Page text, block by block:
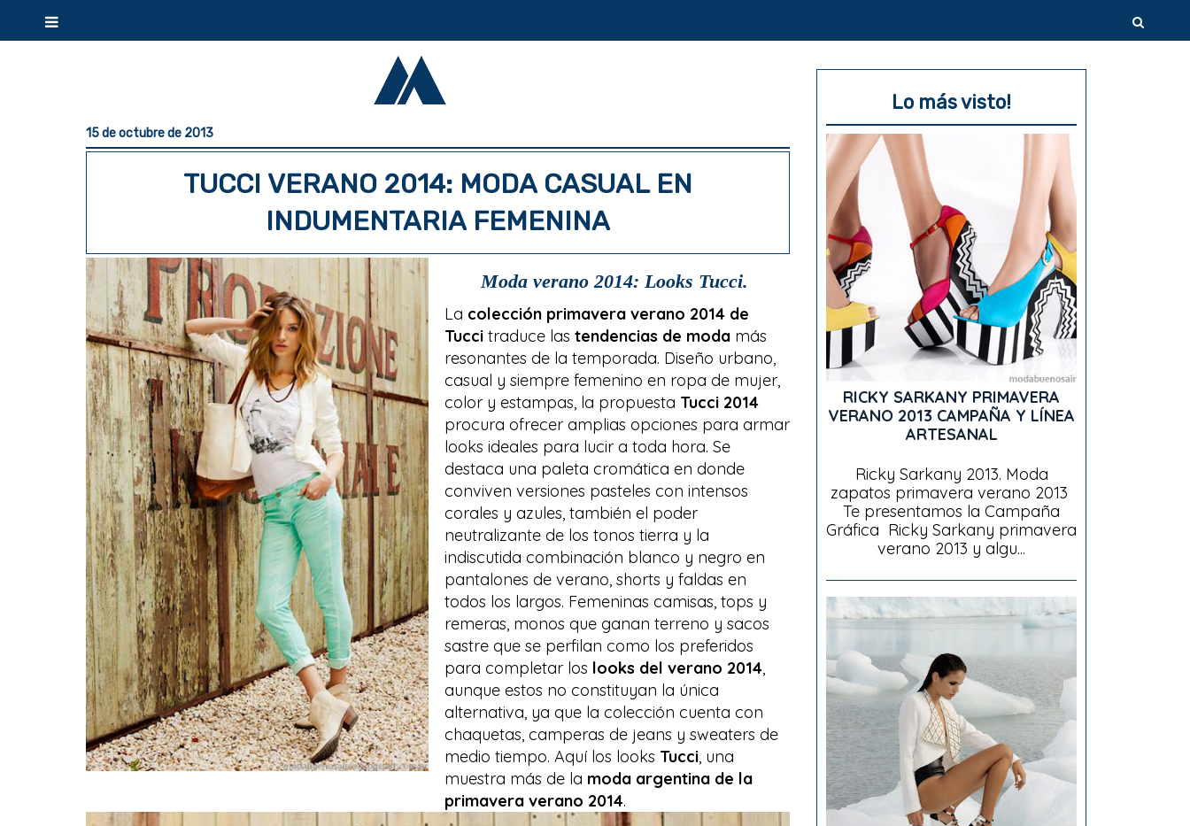
15 de octubre de 2013
TUCCI VERANO 2014: MODA CASUAL EN
INDUMENTARIA FEMENINA
Moda verano 2014: Looks Tucci.
La colección primavera verano 2014 de
Tucci traduce las tendencias de moda más
resonantes de la temporada. Diseño urbano,
casual y siempre femenino en ropa de mujer,
color y estampas, la propuesta Tucci 2014
procura ofrecer amplias opciones para armar
looks ideales para lucir a toda hora. Se
destaca una paleta cromática en donde
conviven versiones pasteles con intensos
corales y azules, también el poder
neutralizante de los tonos tierra y la
indiscutida combinación blanco y negro en
pantalones de verano, shorts y faldas en
todos los largos. Femeninas camisas, tops y
remeras, monos que ganan terreno y sacos
sastre que se perfilan como los preferidos
para completar los looks del verano 2014,
aunque estos no constituyan la única
alternativa, ya que la colección cuenta con
chaquetas, camperas de jeans y sweaters de
medio tiempo. Aquí los looks Tucci, una
muestra más de la moda argentina de la
primavera verano 2014.
Lo más visto!
RICKY SARKANY PRIMAVERA
VERANO 2013 CAMPAÑA Y LÍNEA
ARTESANAL
Ricky Sarkany 2013. Moda
zapatos primavera verano 2013
Te presentamos la Campaña
Gráfica Ricky Sarkany primavera
verano 2013 y algu...